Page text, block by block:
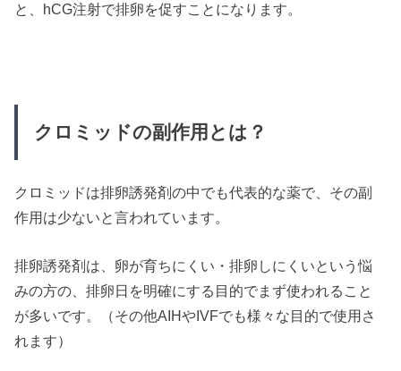
と、hCG注射で排卵を促すことになります。
クロミッドの副作用とは？
クロミッドは排卵誘発剤の中でも代表的な薬で、その副
作用は少ないと言われています。
排卵誘発剤は、卵が育ちにくい・排卵しにくいという悩
みの方の、排卵日を明確にする目的でまず使われること
が多いです。（その他AIHやIVFでも様々な目的で使用さ
れます）